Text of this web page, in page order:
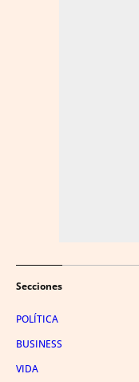
Secciones
POLÍTICA
BUSINESS
VIDA